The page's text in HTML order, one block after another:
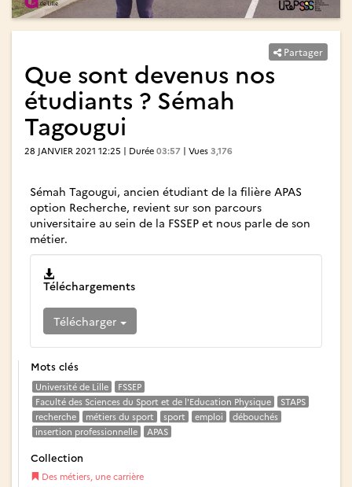
vidéo
vidéo
Partager
Que sont devenus nos
étudiants ? Sémah
Tagougui
28 JANVIER 2021 12:25 | Durée 03:57 | Vues 3,176
Sémah Tagougui, ancien étudiant de la filière APAS
option Recherche, revient sur son parcours
universitaire au sein de la FSSEP et nous parle de son
métier.
Téléchargements
Télécharger
Mots clés
Université de Lille
FSSEP
Faculté des Sciences du Sport et de l'Education Physique
STAPS
recherche
métiers du sport sport emploi
débouchés
insertion professionnelle
APAS
Collection
Des métiers, une carrière